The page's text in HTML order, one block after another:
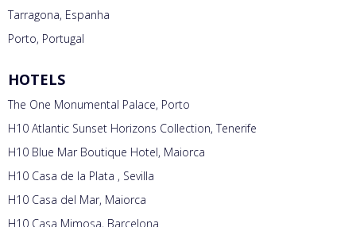
Tarragona, Espanha
Porto, Portugal
HOTELS
The One Monumental Palace, Porto
H10 Atlantic Sunset Horizons Collection, Tenerife
H10 Blue Mar Boutique Hotel, Maiorca
H10 Casa de la Plata , Sevilla
H10 Casa del Mar, Maiorca
H10 Casa Mimosa, Barcelona